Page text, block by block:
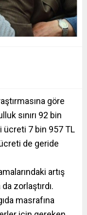
göre
sınırı 92 bin
ücreti 7 bin 957 TL
de geride
artış
zorlaştırdı.
masrafına